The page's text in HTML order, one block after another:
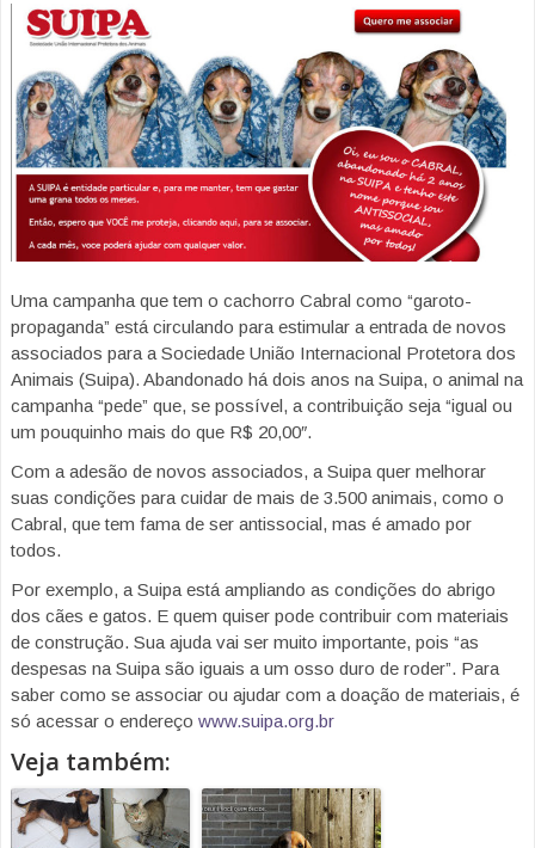
Uma campanha que tem o cachorro Cabral como “garoto-
propaganda” está circulando para estimular a entrada de novos
associados para a Sociedade União Internacional Protetora dos
Animais (Suipa). Abandonado há dois anos na Suipa, o animal na
campanha “pede” que, se possível, a contribuição seja “igual ou
um pouquinho mais do que R$ 20,00″.
Com a adesão de novos associados, a Suipa quer melhorar
suas condições para cuidar de mais de 3.500 animais, como o
Cabral, que tem fama de ser antissocial, mas é amado por
todos.
Por exemplo, a Suipa está ampliando as condições do abrigo
dos cães e gatos. E quem quiser pode contribuir com materiais
de construção. Sua ajuda vai ser muito importante, pois “as
despesas na Suipa são iguais a um osso duro de roder”. Para
saber como se associar ou ajudar com a doação de materiais, é
só acessar o endereço www.suipa.org.br
Veja também: